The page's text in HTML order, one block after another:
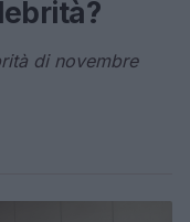
di novembre